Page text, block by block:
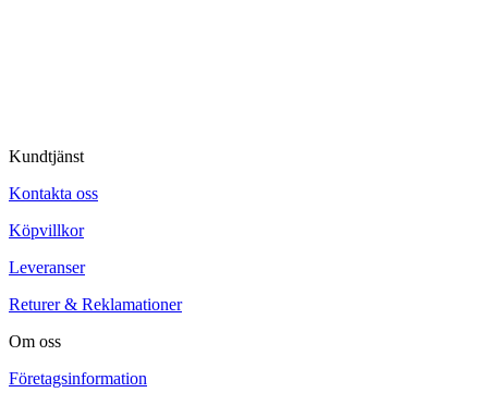
Kundtjänst
Kontakta oss
Köpvillkor
Leveranser
Returer & Reklamationer
Om oss
Företagsinformation